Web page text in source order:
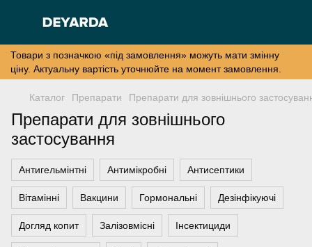
Товари з позначкою «під замовлення» можуть мати змінну
ціну. Актуальну вартість уточнюйте на момент замовлення.
Каталог Препарати Препарати для зовнішнього
Препарати для зовнішнього
застосування
Антигельмінтні Антимікробні Антисептики
Вітамінні Вакцини Гормональні Дезінфікуючі
Догляд копит Залізовмісні Інсектициди